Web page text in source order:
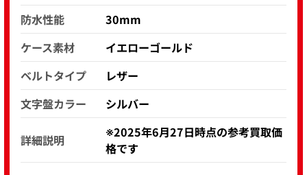
防水性能
30mm
ケース素材
イエローゴールド
ベルトタイプ
レザー
文字盤カラー
シルバー
詳細説明
※2025年6月27日時点の参考買取価
格です